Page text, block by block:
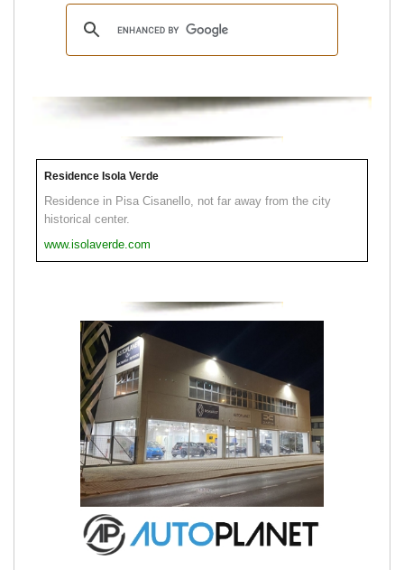
Residence Isola Verde
Residence in Pisa Cisanello, not far away from the city
historical center.
www.isolaverde.com